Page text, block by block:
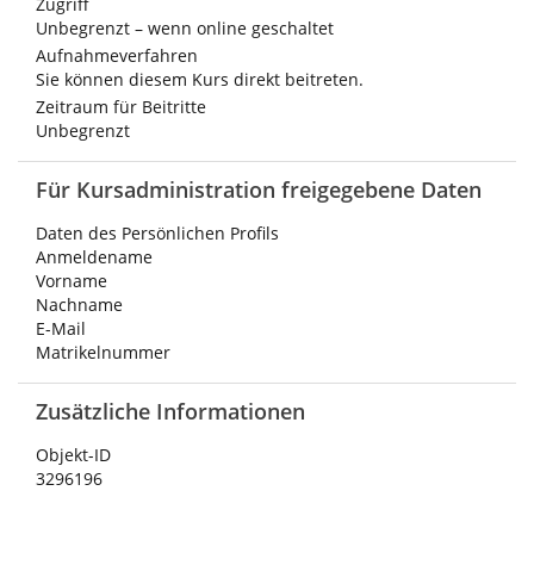
Unbegrenzt – wenn online geschaltet
Aufnahmeverfahren
Sie können diesem Kurs direkt beitreten.
Zeitraum für Beitritte
Unbegrenzt
Für Kursadministration freigegebene Daten
Daten des Persönlichen Profils
Anmeldename
Vorname
Nachname
E-Mail
Matrikelnummer
Zusätzliche Informationen
Objekt-ID
3296196